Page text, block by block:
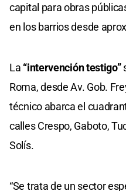
capital para obras
en los barrios desde
La “intervención testigo”
Roma, desde Av. Gob.
técnico abarca el
calles Crespo, Gaboto,
Solís.
“Se trata de un sector